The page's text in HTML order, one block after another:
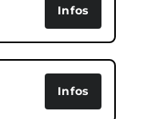
Infos
Infos